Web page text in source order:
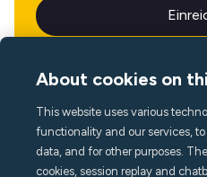
About cookies on
This website uses various
functionality and our services,
data, and for other purposes.
cookies, session replay and